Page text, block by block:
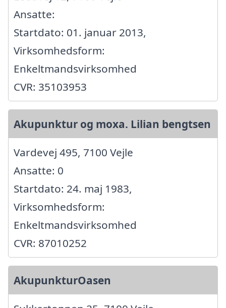
Ansatte:
Startdato: 01. januar 2013,
Virksomhedsform:
Enkeltmandsvirksomhed
CVR: 35103953
Akupunktur og moxa. Lilian bengtsen
Vardevej 495, 7100 Vejle
Ansatte: 0
Startdato: 24. maj 1983,
Virksomhedsform:
Enkeltmandsvirksomhed
CVR: 87010252
AkupunkturOasen